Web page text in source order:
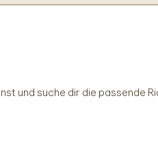
und suche dir die passende